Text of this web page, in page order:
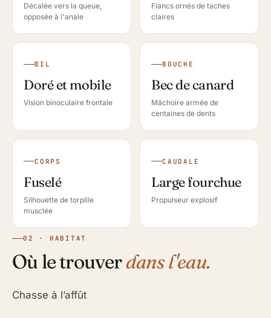
Décalée vers la queue,
opposée à l'anale
Flancs ornés de taches
claires
ŒIL
Doré et mobile
Vision binoculaire frontale
BOUCHE
Bec de canard
Mâchoire armée de
centaines de dents
CORPS
Fuselé
Silhouette de torpille
musclée
CAUDALE
Large fourchue
Propulseur explosif
02 · HABITAT
Où le trouverdans l'eau.
Chasse à l’affût